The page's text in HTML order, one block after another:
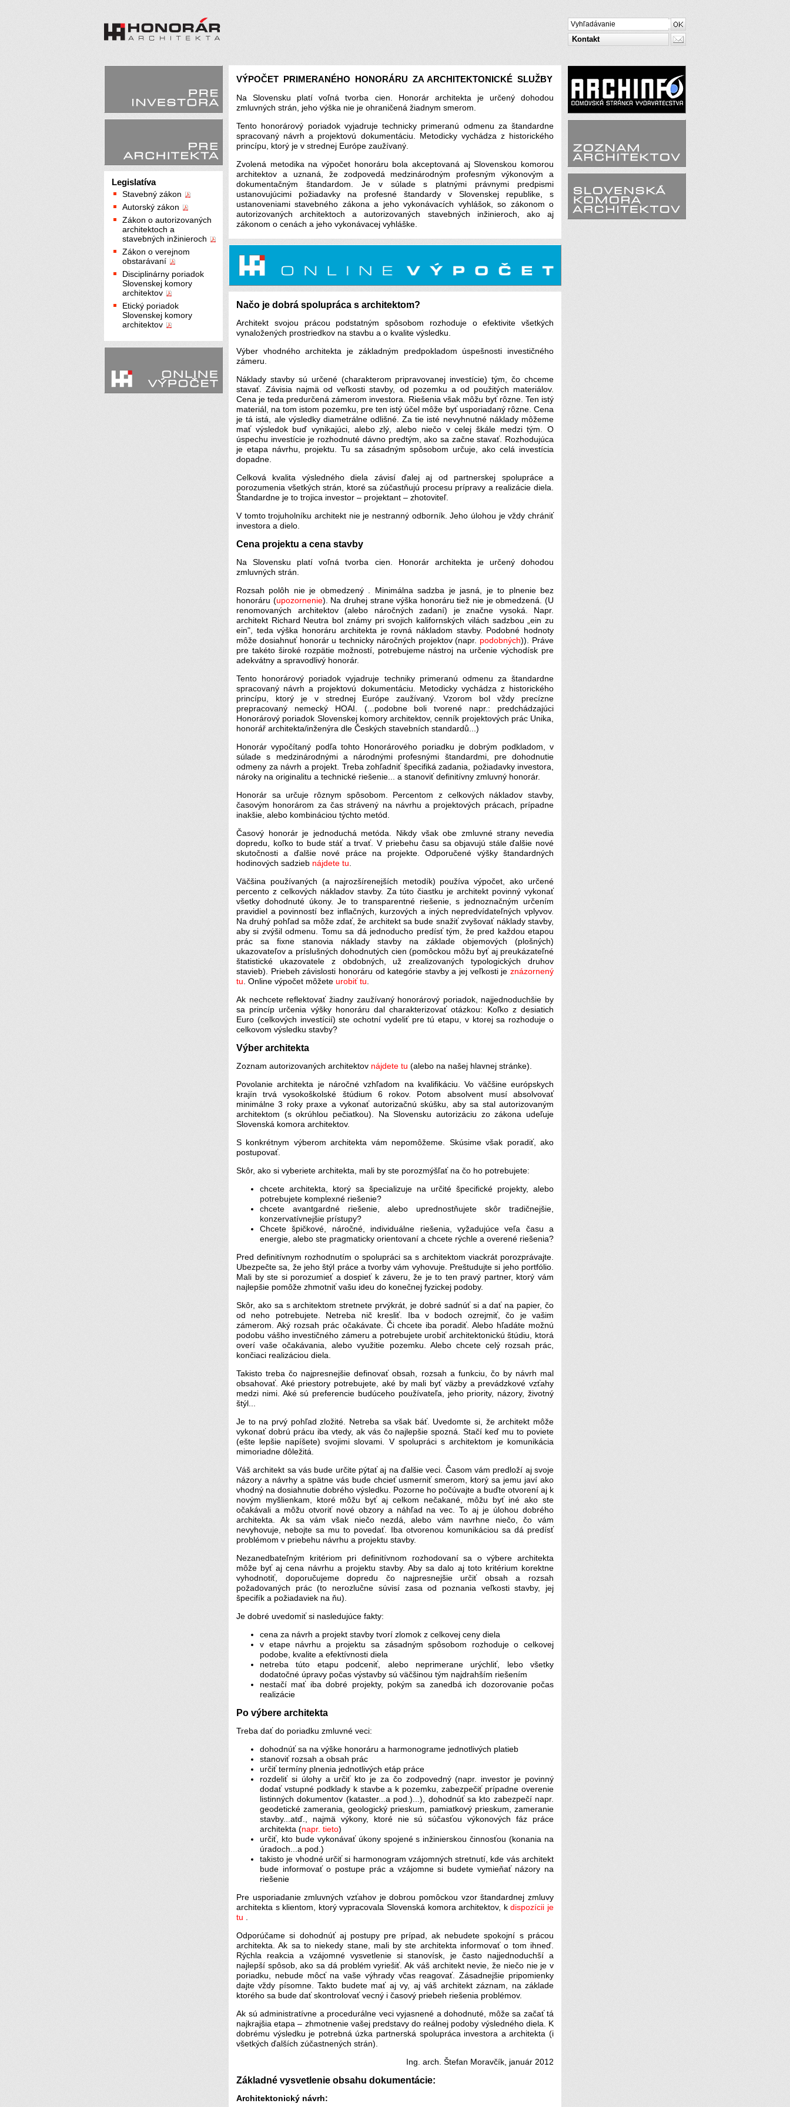
Kontakt
Legislatíva
Stavebný zákon
Autorský zákon
Zákon o autorizovaných
architektoch a
stavebných inžinieroch
Zákon o verejnom
obstarávaní
Disciplinárny poriadok
Slovenskej komory
architektov
Etický poriadok
Slovenskej komory
architektov
VÝPOČET PRIMERANÉHO HONORÁRU ZA ARCHITEKTONICKÉ SLUŽBY
Na Slovensku platí voľná tvorba cien. Honorár architekta je určený dohodou
zmluvných strán, jeho výška nie je ohraničená žiadnym smerom.
Tento honorárový poriadok vyjadruje technicky primeranú odmenu za štandardne
spracovaný návrh a projektovú dokumentáciu. Metodicky vychádza z historického
princípu, ktorý je v strednej Európe zaužívaný.
Zvolená metodika na výpočet honoráru bola akceptovaná aj Slovenskou komorou
architektov a uznaná, že zodpovedá medzinárodným profesným výkonovým a
dokumentačným štandardom. Je v súlade s platnými právnymi predpismi
ustanovujúcimi požiadavky na profesné štandardy v Slovenskej republike, s
ustanoveniami stavebného zákona a jeho vykonávacích vyhlášok, so zákonom o
autorizovaných architektoch a autorizovaných stavebných inžinieroch, ako aj
zákonom o cenách a jeho vykonávacej vyhláške.
Načo je dobrá spolupráca s architektom?
Architekt svojou prácou podstatným spôsobom rozhoduje o efektivite všetkých
vynaložených prostriedkov na stavbu a o kvalite výsledku.
Výber vhodného architekta je základným predpokladom úspešnosti investičného
zámeru.
Náklady stavby sú určené (charakterom pripravovanej investície) tým, čo chceme
stavať. Závisia najmä od veľkosti stavby, od pozemku a od použitých materiálov.
Cena je teda predurčená zámerom investora. Riešenia však môžu byť rôzne. Ten istý
materiál, na tom istom pozemku, pre ten istý účel môže byť usporiadaný rôzne. Cena
je tá istá, ale výsledky diametrálne odlišné. Za tie isté nevyhnutné náklady môžeme
mať výsledok buď vynikajúci, alebo zlý, alebo niečo v celej škále medzi tým. O
úspechu investície je rozhodnuté dávno predtým, ako sa začne stavať. Rozhodujúca
je etapa návrhu, projektu. Tu sa zásadným spôsobom určuje, ako celá investícia
dopadne.
Celková kvalita výsledného diela závisí ďalej aj od partnerskej spolupráce a
porozumenia všetkých strán, ktoré sa zúčastňujú procesu prípravy a realizácie diela.
Štandardne je to trojica investor – projektant – zhotoviteľ.
V tomto trojuholníku architekt nie je nestranný odborník. Jeho úlohou je vždy chrániť
investora a dielo.
Cena projektu a cena stavby
Na Slovensku platí voľná tvorba cien. Honorár architekta je určený dohodou
zmluvných strán.
Rozsah polôh nie je obmedzený . Minimálna sadzba je jasná, je to plnenie bez
honoráru (upozornenie). Na druhej strane výška honoráru tiež nie je obmedzená. (U
renomovaných architektov (alebo náročných zadaní) je značne vysoká. Napr.
architekt Richard Neutra bol známy pri svojich kalifornských vilách sadzbou „ein zu
ein", teda výška honoráru architekta je rovná nákladom stavby. Podobné hodnoty
môže dosiahnuť honorár u technicky náročných projektov (napr. podobných)). Práve
pre takéto široké rozpätie možností, potrebujeme nástroj na určenie východísk pre
adekvátny a spravodlivý honorár.
Tento honorárový poriadok vyjadruje techniky primeranú odmenu za štandardne
spracovaný návrh a projektovú dokumentáciu. Metodicky vychádza z historického
princípu, ktorý je v strednej Európe zaužívaný. Vzorom bol vždy precízne
prepracovaný nemecký HOAI. (...podobne boli tvorené napr.: predchádzajúci
Honorárový poriadok Slovenskej komory architektov, cenník projektových prác Unika,
honorář architekta/inženýra dle Českých stavebních standardů...)
Honorár vypočítaný podľa tohto Honorárového poriadku je dobrým podkladom, v
súlade s medzinárodnými a národnými profesnými štandardmi, pre dohodnutie
odmeny za návrh a projekt. Treba zohľadniť špecifiká zadania, požiadavky investora,
nároky na originalitu a technické riešenie... a stanoviť definitívny zmluvný honorár.
Honorár sa určuje rôznym spôsobom. Percentom z celkových nákladov stavby,
časovým honorárom za čas strávený na návrhu a projektových prácach, prípadne
inakšie, alebo kombináciou týchto metód.
Časový honorár je jednoduchá metóda. Nikdy však obe zmluvné strany nevedia
dopredu, koľko to bude stáť a trvať. V priebehu času sa objavujú stále ďalšie nové
skutočnosti a ďalšie nové práce na projekte. Odporučené výšky štandardných
hodinových sadzieb nájdete tu.
Väčšina používaných (a najrozšírenejších metodík) používa výpočet, ako určené
percento z celkových nákladov stavby. Za túto čiastku je architekt povinný vykonať
všetky dohodnuté úkony. Je to transparentné riešenie, s jednoznačným určením
pravidiel a povinností bez inflačných, kurzových a iných nepredvídateľných vplyvov.
Na druhý pohľad sa môže zdať, že architekt sa bude snažiť zvyšovať náklady stavby,
aby si zvýšil odmenu. Tomu sa dá jednoducho predísť tým, že pred každou etapou
prác sa fixne stanovia náklady stavby na základe objemových (plošných)
ukazovateľov a príslušných dohodnutých cien (pomôckou môžu byť aj preukázateľné
štatistické ukazovatele z obdobných, už zrealizovaných typologických druhov
stavieb). Priebeh závislosti honoráru od kategórie stavby a jej veľkosti je znázornený
tu. Online výpočet môžete urobiť tu.
Ak nechcete reflektovať žiadny zaužívaný honorárový poriadok, najjednoduchšie by
sa princíp určenia výšky honoráru dal charakterizovať otázkou: Koľko z desiatich
Euro (celkových investícií) ste ochotní vydeliť pre tú etapu, v ktorej sa rozhoduje o
celkovom výsledku stavby?
Výber architekta
Zoznam autorizovaných architektov nájdete tu (alebo na našej hlavnej stránke).
Povolanie architekta je náročné vzhľadom na kvalifikáciu. Vo väčšine európskych
krajín trvá vysokoškolské štúdium 6 rokov. Potom absolvent musí absolvovať
minimálne 3 roky praxe a vykonať autorizačnú skúšku, aby sa stal autorizovaným
architektom (s okrúhlou pečiatkou). Na Slovensku autorizáciu zo zákona udeľuje
Slovenská komora architektov.
S konkrétnym výberom architekta vám nepomôžeme. Skúsime však poradiť, ako
postupovať.
Skôr, ako si vyberiete architekta, mali by ste porozmýšľať na čo ho potrebujete:
chcete architekta, ktorý sa špecializuje na určité špecifické projekty, alebo
potrebujete komplexné riešenie?
chcete avantgardné riešenie, alebo uprednostňujete skôr tradičnejšie,
konzervatívnejšie prístupy?
Chcete špičkové, náročné, individuálne riešenia, vyžadujúce veľa času a
energie, alebo ste pragmaticky orientovaní a chcete rýchle a overené riešenia?
Pred definitívnym rozhodnutím o spolupráci sa s architektom viackrát porozprávajte.
Ubezpečte sa, že jeho štýl práce a tvorby vám vyhovuje. Preštudujte si jeho portfólio.
Mali by ste si porozumieť a dospieť k záveru, že je to ten pravý partner, ktorý vám
najlepšie pomôže zhmotniť vašu ideu do konečnej fyzickej podoby.
Skôr, ako sa s architektom stretnete prvýkrát, je dobré sadnúť si a dať na papier, čo
od neho potrebujete. Netreba nič kresliť. Iba v bodoch ozrejmiť, čo je vašim
zámerom. Aký rozsah prác očakávate. Či chcete iba poradiť. Alebo hľadáte možnú
podobu vášho investičného zámeru a potrebujete urobiť architektonickú štúdiu, ktorá
overí vaše očakávania, alebo využitie pozemku. Alebo chcete celý rozsah prác,
končiaci realizáciou diela.
Takisto treba čo najpresnejšie definovať obsah, rozsah a funkciu, čo by návrh mal
obsahovať. Aké priestory potrebujete, aké by mali byť väzby a prevádzkové vzťahy
medzi nimi. Aké sú preferencie budúceho používateľa, jeho priority, názory, životný
štýl...
Je to na prvý pohľad zložité. Netreba sa však báť. Uvedomte si, že architekt môže
vykonať dobrú prácu iba vtedy, ak vás čo najlepšie spozná. Stačí keď mu to poviete
(ešte lepšie napíšete) svojimi slovami. V spolupráci s architektom je komunikácia
mimoriadne dôležitá.
Váš architekt sa vás bude určite pýtať aj na ďalšie veci. Časom vám predloží aj svoje
názory a návrhy a spätne vás bude chcieť usmerniť smerom, ktorý sa jemu javí ako
vhodný na dosiahnutie dobrého výsledku. Pozorne ho počúvajte a buďte otvorení aj k
novým myšlienkam, ktoré môžu byť aj celkom nečakané, môžu byť iné ako ste
očakávali a môžu otvoriť nové obzory a náhľad na vec. To aj je úlohou dobrého
architekta. Ak sa vám však niečo nezdá, alebo vám navrhne niečo, čo vám
nevyhovuje, nebojte sa mu to povedať. Iba otvorenou komunikáciou sa dá predísť
problémom v priebehu návrhu a projektu stavby.
Nezanedbateľným kritériom pri definitívnom rozhodovaní sa o výbere architekta
môže byť aj cena návrhu a projektu stavby. Aby sa dalo aj toto kritérium korektne
vyhodnotiť, doporučujeme dopredu čo najpresnejšie určiť obsah a rozsah
požadovaných prác (to nerozlučne súvisí zasa od poznania veľkosti stavby, jej
špecifík a požiadaviek na ňu).
Je dobré uvedomiť si nasledujúce fakty:
cena za návrh a projekt stavby tvorí zlomok z celkovej ceny diela
v etape návrhu a projektu sa zásadným spôsobom rozhoduje o celkovej
podobe, kvalite a efektívnosti diela
netreba túto etapu podceniť, alebo neprimerane urýchliť, lebo všetky
dodatočné úpravy počas výstavby sú väčšinou tým najdrahším riešením
nestačí mať iba dobré projekty, pokým sa zanedbá ich dozorovanie počas
realizácie
Po výbere architekta
Treba dať do poriadku zmluvné veci:
dohodnúť sa na výške honoráru a harmonograme jednotlivých platieb
stanoviť rozsah a obsah prác
určiť termíny plnenia jednotlivých etáp práce
rozdeliť si úlohy a určiť kto je za čo zodpovedný (napr. investor je povinný
dodať vstupné podklady k stavbe a k pozemku, zabezpečiť prípadne overenie
listinných dokumentov (kataster...a pod.)...), dohodnúť sa kto zabezpečí napr.
geodetické zamerania, geologický prieskum, pamiatkový prieskum, zameranie
stavby...atď., najmä výkony, ktoré nie sú súčasťou výkonových fáz práce
architekta (napr. tieto)
určiť, kto bude vykonávať úkony spojené s inžinierskou činnosťou (konania na
úradoch...a pod.)
takisto je vhodné určiť si harmonogram vzájomných stretnutí, kde vás architekt
bude informovať o postupe prác a vzájomne si budete vymieňať názory na
riešenie
Pre usporiadanie zmluvných vzťahov je dobrou pomôckou vzor štandardnej zmluvy
architekta s klientom, ktorý vypracovala Slovenská komora architektov, kdispozícii je
tu .
Odporúčame si dohodnúť aj postupy pre prípad, ak nebudete spokojní s prácou
architekta. Ak sa to niekedy stane, mali by ste architekta informovať o tom ihneď.
Rýchla reakcia a vzájomné vysvetlenie si stanovísk, je často najjednoduchší a
najlepší spôsob, ako sa dá problém vyriešiť. Ak váš architekt nevie, že niečo nie je v
poriadku, nebude môcť na vaše výhrady včas reagovať. Zásadnejšie pripomienky
dajte vždy písomne. Takto budete mať aj vy, aj váš architekt záznam, na základe
ktorého sa bude dať skontrolovať vecný i časový priebeh riešenia problémov.
Ak sú administratívne a procedurálne veci vyjasnené a dohodnuté, môže sa začať tá
najkrajšia etapa – zhmotnenie vašej predstavy do reálnej podoby výsledného diela. K
dobrému výsledku je potrebná úzka partnerská spolupráca investora a architekta (i
všetkých ďalších zúčastnených strán).
Ing. arch. Štefan Moravčík, január 2012
Základné vysvetlenie obsahu dokumentácie:
Architektonický návrh: